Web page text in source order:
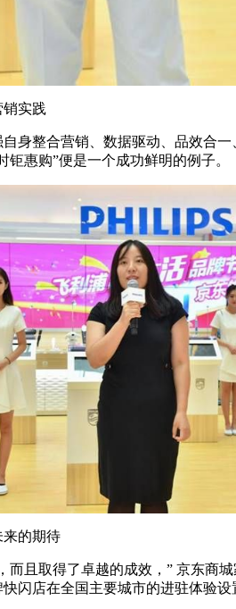
实践
身整合营销、数据驱动、品效合
惠购”便是一个成功鲜明的例子。
来的期待
且取得了卓越的成效，” 京东商
闪店在全国主要城市的进驻体验